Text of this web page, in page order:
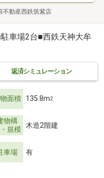
不動産西鉄筑紫店
車場2台■西鉄天神大牟
返済シミュレーション
面積 135.8m2
物構
規模 木造2階建
車場 有